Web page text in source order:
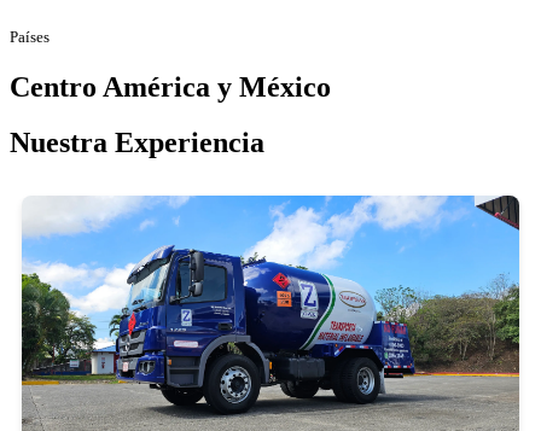
Países
Centro América y México
Nuestra Experiencia